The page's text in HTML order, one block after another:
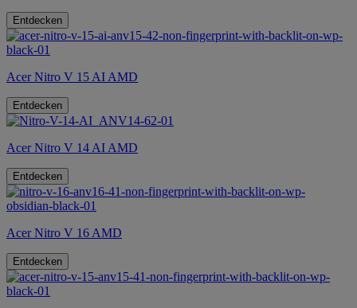
Entdecken
Acer Nitro V 15 AI AMD
Entdecken
Acer Nitro V 14 AI AMD
Entdecken
Acer Nitro V 16 AMD
Entdecken